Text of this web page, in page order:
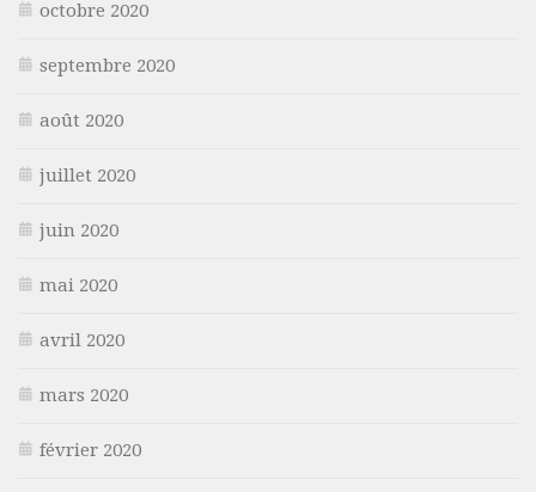
octobre 2020
septembre 2020
août 2020
juillet 2020
juin 2020
mai 2020
avril 2020
mars 2020
février 2020